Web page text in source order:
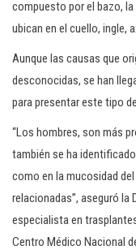
compuesto por el bazo,
ubican en el cuello, ingle,
Aunque las causas que
desconocidas, se han
para presentar este tipo
“Los hombres, son más
también se ha
como en la mucosidad
relacionadas”, aseguró la
especialista en
Centro Médico Nacional